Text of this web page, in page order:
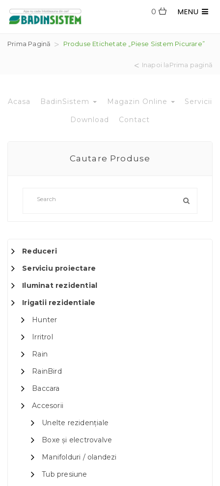
MENU
0
Prima Pagină Produse Etichetate „piese Sistem Picurare”
Inapoi laPrima pagină
Acasa BadinSistem Magazin Online Servicii
Download Contact
Cautare Produse
Reduceri
Serviciu proiectare
Iluminat rezidential
Irigatii rezidentiale
Hunter
Irritrol
Rain
RainBird
Baccara
Accesorii
Unelte rezidențiale
Boxe și electrovalve
Manifolduri / olandezi
Tub presiune